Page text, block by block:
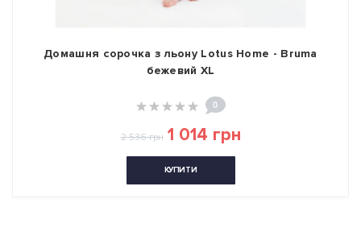
Домашня сорочка з льону Lotus Home - Bruma
бежевий XL
0
2 536 грн 1 014 грн
КУПИТИ